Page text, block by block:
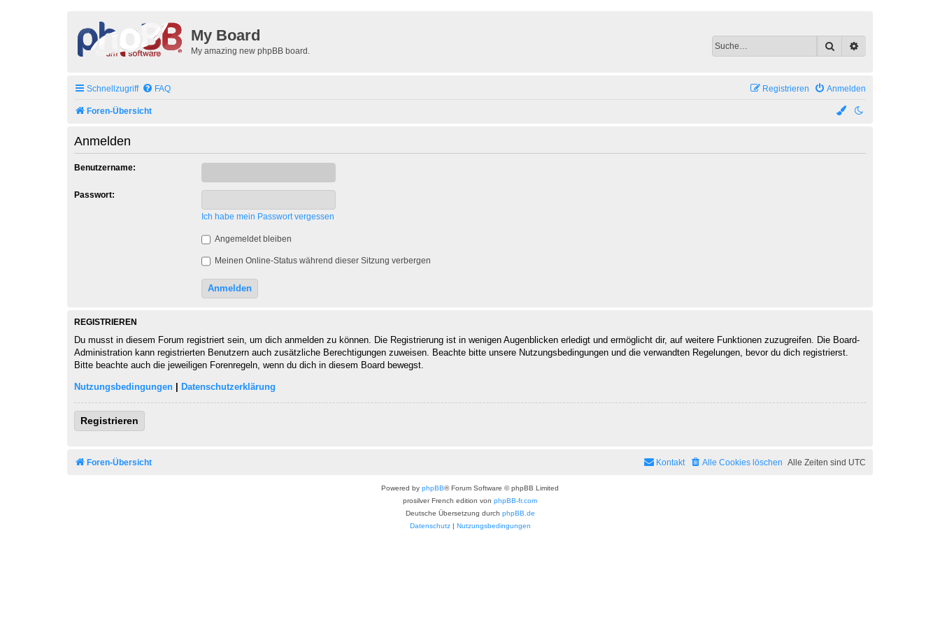
My Board
My amazing new phpBB board. Suche
Schnellzugriff FAQ Anmelden
Registrieren
Foren-Übersicht
Anmelden
Benutzername:
Passwort:
Ich habe mein Passwort vergessen
Angemeldet bleiben
Meinen Online-Status während dieser Sitzung verbergen
REGISTRIEREN
Du musst in diesem Forum registriert sein, um dich anmelden zu können. Die Registrierung ist in wenigen Augenblicken erledigt und ermöglicht dir, auf weitere Funktionen zuzugreifen. Die Board-
Administration kann registrierten Benutzern auch zusätzliche Berechtigungen zuweisen. Beachte bitte unsere Nutzungsbedingungen und die verwandten Regelungen, bevor du dich registrierst.
Bitte beachte auch die jeweiligen Forenregeln, wenn du dich in diesem Board bewegst.
Nutzungsbedingungen Datenschutzerklärung
Registrieren
Foren-Übersicht Alle Zeiten sind UTC
Alle Cookies löschen
Kontakt
Powered by phpBB® Forum Software © phpBB Limited
prosilver French edition von phpBB-fr.com
Deutsche Übersetzung durch phpBB.de
Datenschutz| Nutzungsbedingungen